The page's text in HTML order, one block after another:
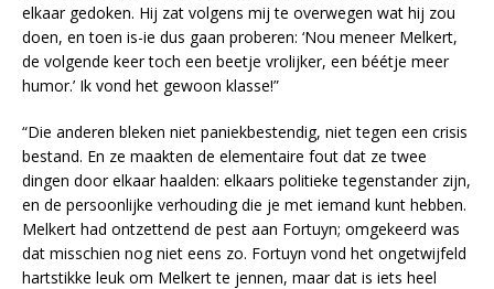
elkaar gedoken. Hij zat volgens mij te overwegen wat hij zou
doen, en toen is-ie dus gaan proberen: ‘Nou meneer Melkert,
de volgende keer toch een beetje vrolijker, een béétje meer
humor.’ Ik vond het gewoon klasse!”
“Die anderen bleken niet paniekbestendig, niet tegen een crisis
bestand. En ze maakten de elementaire fout dat ze twee
dingen door elkaar haalden: elkaars politieke tegenstander zijn,
en de persoonlijke verhouding die je met iemand kunt hebben.
Melkert had ontzettend de pest aan Fortuyn; omgekeerd was
dat misschien nog niet eens zo. Fortuyn vond het ongetwijfeld
hartstikke leuk om Melkert te jennen, maar dat is iets heel